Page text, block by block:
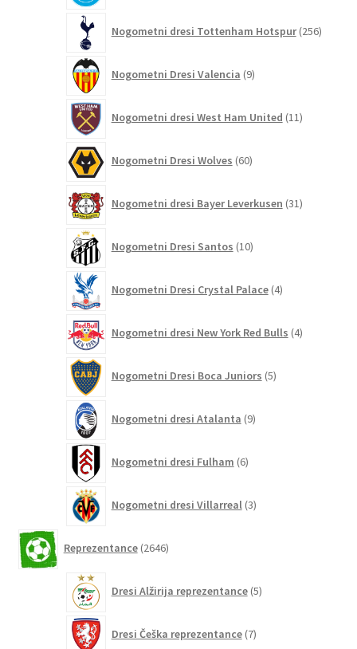
Nogometni dresi Tottenham Hotspur 256
Nogometni Dresi Valencia 9izdelkov
Nogometni dresi West Ham United 11izdelkov
Nogometni Dresi Wolves 60izdelkov
Nogometni dresi Bayer Leverkusen 31izdelkov
Nogometni Dresi Santos 10izdelkov
Nogometni Dresi Crystal Palace 4izdelki
Nogometni dresi New York Red Bulls 4izdelki
Nogometni Dresi Boca Juniors 5izdelkov
Nogometni dresi Atalanta 9izdelkov
Nogometni dresi Fulham 6izdelkov
Nogometni dresi Villarreal 3izdelki
Reprezentance 2646izdelkov
Dresi Alžirija reprezentance 5izdelkov
Dresi Češka reprezentance 7izdelkov